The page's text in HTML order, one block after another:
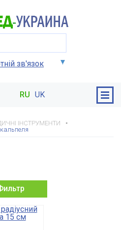
зв'язок
RU UK
ІНСТРУМЕНТИ